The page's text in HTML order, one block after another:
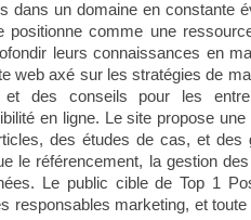
dans un domaine en constante
positionne comme une
leurs connaissances en
web axé sur les stratégies de
et des conseils pour les
en ligne. Le site propose
des études de cas, et des
le référencement, la gestion
Le public cible de Top 1
responsables marketing, et